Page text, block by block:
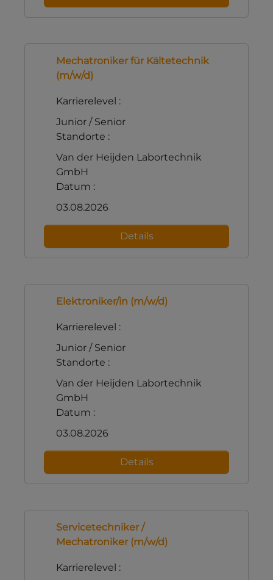
Mechatroniker für Kältetechnik
(m/w/d)
Karrierelevel :
Junior / Senior
Standorte :
Van der Heijden Labortechnik
GmbH
Datum :
03.08.2026
Details
Elektroniker/in (m/w/d)
Karrierelevel :
Junior / Senior
Standorte :
Van der Heijden Labortechnik
GmbH
Datum :
03.08.2026
Details
Servicetechniker /
Mechatroniker (m/w/d)
Karrierelevel :